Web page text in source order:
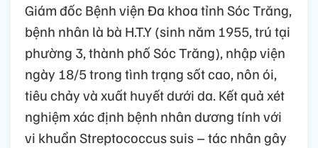
Giám đốc Bệnh viện Đa khoa tỉnh Sóc Trăng,
bệnh nhân là bà H.T.Y (sinh năm 1955, trú tại
phường 3, thành phố Sóc Trăng), nhập viện
ngày 18/5 trong tình trạng sốt cao, nôn ói,
tiêu chảy và xuất huyết dưới da. Kết quả xét
nghiệm xác định bệnh nhân dương tính với
vi khuẩn Streptococcus suis – tác nhân gây